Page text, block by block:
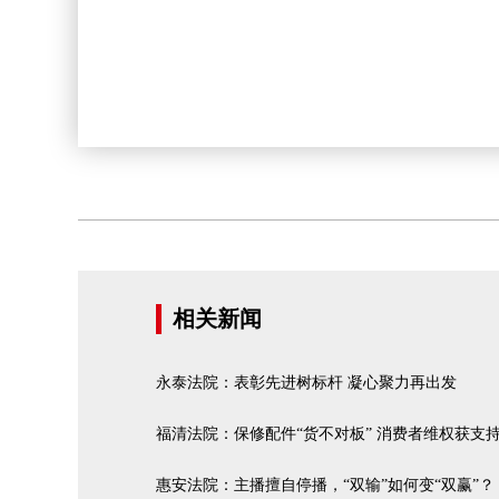
相关新闻
永泰法院：表彰先进树标杆 凝心聚力再出发
福清法院：保修配件“货不对板” 消费者维权获支
惠安法院：主播擅自停播，“双输”如何变“双赢”？